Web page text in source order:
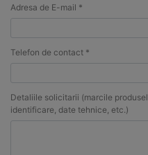
Adresa de E-mail *
Telefon de contact *
Detaliile solicitarii (marcile
identificare, date tehnice, etc.)